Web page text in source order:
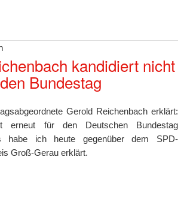
kandidiert nicht
Bundestag
Gerold Reichenbach erklärt:
erneut für den Deutschen Bundestag
habe ich heute gegenüber dem SPD-
Groß-Gerau erklärt.